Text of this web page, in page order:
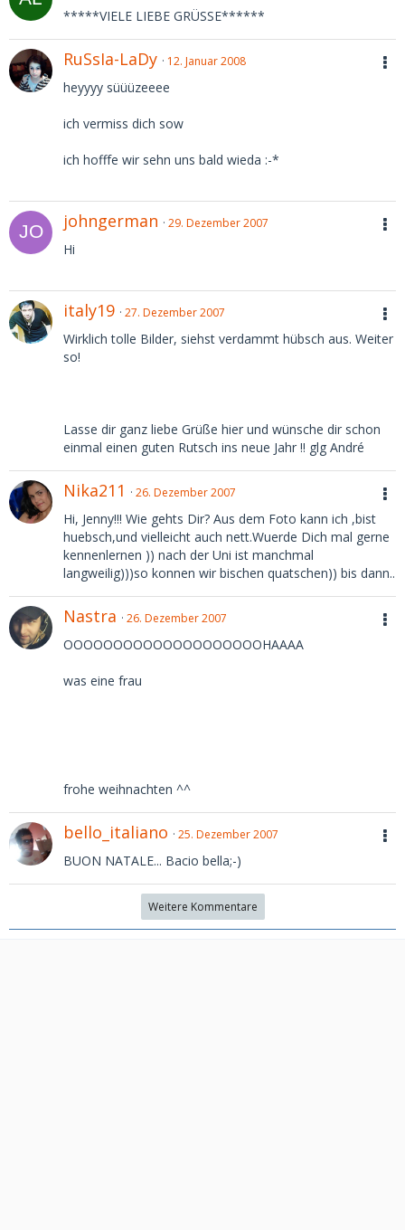
*****VIELE LIEBE GRÜSSE******
RuSsIa-LaDy 12. Januar 2008
heyyyy süüüzeeee
ich vermiss dich sow
ich hofffe wir sehn uns bald wieda :-*
johngerman 29. Dezember 2007
Hi
italy19 27. Dezember 2007
Wirklich tolle Bilder, siehst verdammt hübsch aus. Weiter
so!
Lasse dir ganz liebe Grüße hier und wünsche dir schon
einmal einen guten Rutsch ins neue Jahr !! glg André
Nika211 26. Dezember 2007
Hi, Jenny!!! Wie gehts Dir? Aus dem Foto kann ich ,bist
huebsch,und vielleicht auch nett.Wuerde Dich mal gerne
kennenlernen )) nach der Uni ist manchmal
langweilig)))so konnen wir bischen quatschen)) bis dann..
Nastra 26. Dezember 2007
OOOOOOOOOOOOOOOOOOOOHAAAA
was eine frau
frohe weihnachten ^^
bello_italiano 25. Dezember 2007
BUON NATALE... Bacio bella;-)
Weitere Kommentare